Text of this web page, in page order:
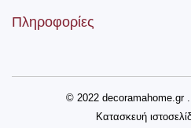
Πληροφορίες
© 2022 decoramahome.gr
Κατασκευή